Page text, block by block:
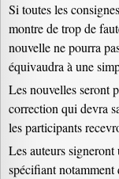
Si toutes les
montre de trop de
nouvelle ne pourra
équivaudra à une
Les nouvelles seront
correction qui devra
les participants
Les auteurs signeront
spécifiant notamment